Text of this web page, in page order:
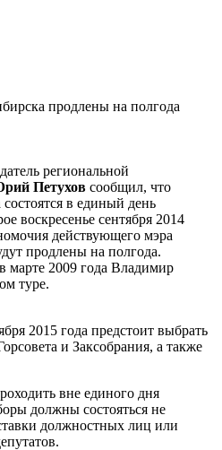
продлены на полгода
региональной
Петухов сообщил, что
в единый день
воскресенье сентября 2014
действующего мэра
продлены на полгода.
2009 года Владимир
туре.
2015 года предстоит выбрать
и Заксобрания, а также
вне единого дня
должны состояться не
должностных лиц или